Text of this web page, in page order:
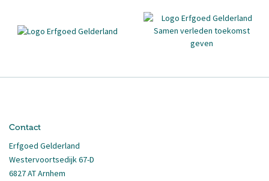
Contact
Erfgoed Gelderland
Westervoortsedijk 67-D
6827 AT Arnhem